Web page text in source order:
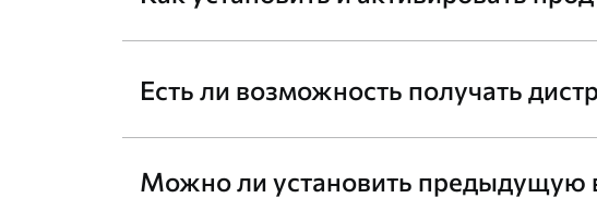
Есть ли возможность получать
Можно ли установить предыдущую